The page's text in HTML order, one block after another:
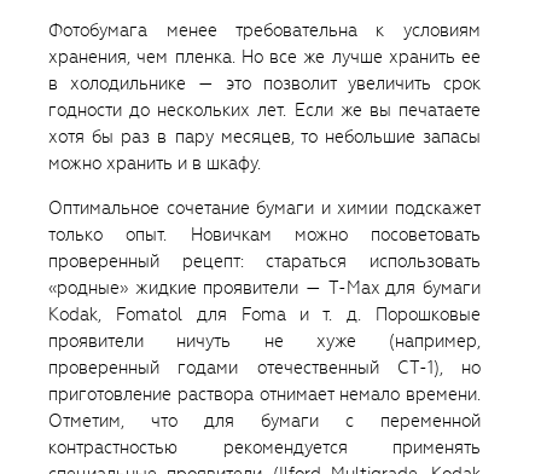
Фотобумага менее требовательна к условиям
хранения, чем пленка. Но все же лучше хранить ее
в холодильнике — это позволит увеличить срок
годности до нескольких лет. Если же вы печатаете
хотя бы раз в пару месяцев, то небольшие запасы
можно хранить и в шкафу.
Оптимальное сочетание бумаги и химии подскажет
только опыт. Новичкам можно посоветовать
проверенный рецепт: стараться использовать
«родные» жидкие проявители — T-Max для бумаги
Kodak, Fomatol для Foma и т. д. Порошковые
проявители ничуть не хуже (например,
проверенный годами отечественный СТ-1), но
приготовление раствора отнимает немало времени.
Отметим, что для бумаги с переменной
контрастностью рекомендуется применять